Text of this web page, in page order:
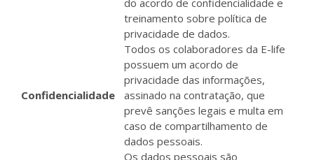
do acordo de confidencialidade e
treinamento sobre política de
privacidade de dados.
Confidencialidade
Todos os colaboradores da E-life
possuem um acordo de
privacidade das informações,
assinado na contratação, que
prevê sanções legais e multa em
caso de compartilhamento de
dados pessoais.
Os dados pessoais são